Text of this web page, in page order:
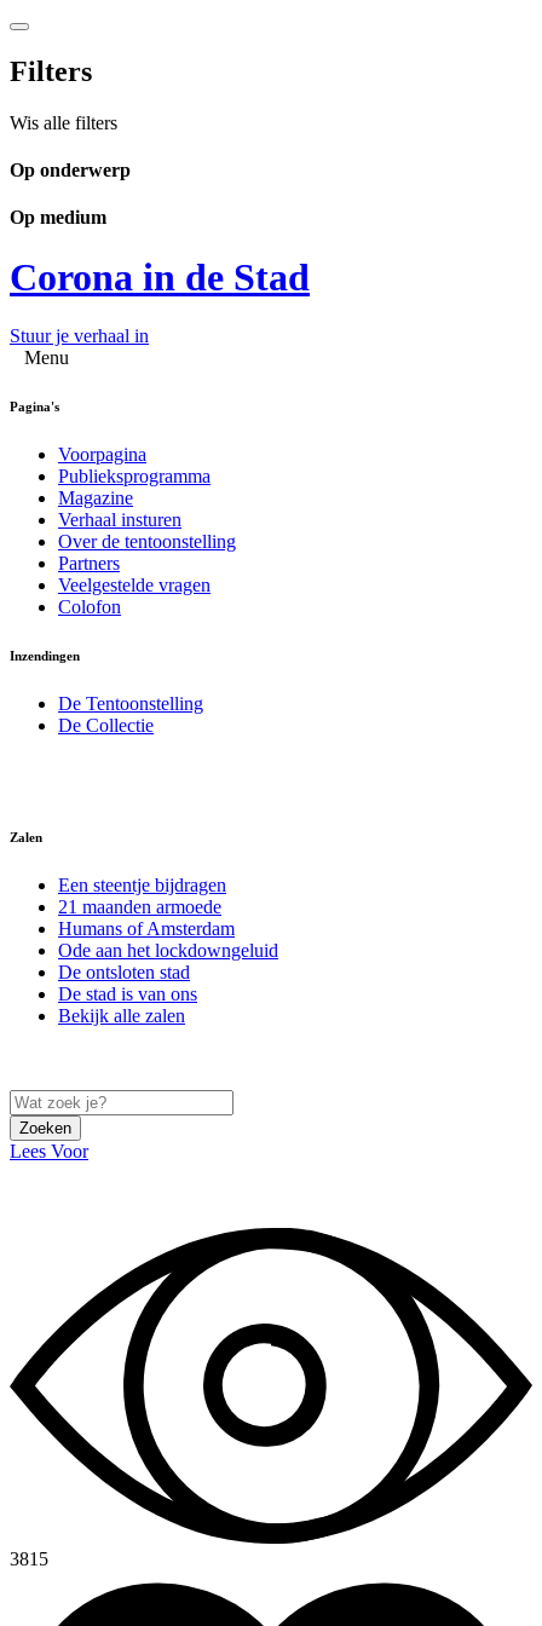
Filters
Wis alle filters
Op onderwerp
Op medium
Corona in de Stad
Stuur je verhaal in
Menu
Pagina's
Voorpagina
Publieksprogramma
Magazine
Verhaal insturen
Over de tentoonstelling
Partners
Veelgestelde vragen
Colofon
Inzendingen
De Tentoonstelling
De Collectie
Zalen
Een steentje bijdragen
21 maanden armoede
Humans of Amsterdam
Ode aan het lockdowngeluid
De ontsloten stad
De stad is van ons
Bekijk alle zalen
Zoeken
Lees Voor
3815